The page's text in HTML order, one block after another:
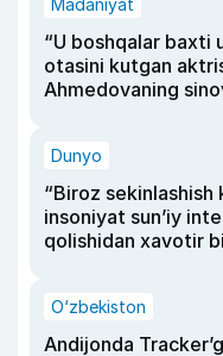
Madaniyat
“U boshqalar baxti
otasini kutgan
Ahmedovaning
Dunyo
“Biroz sekinlashish
insoniyat sun’iy
qolishidan xavotir
O‘zbekiston
Andijonda